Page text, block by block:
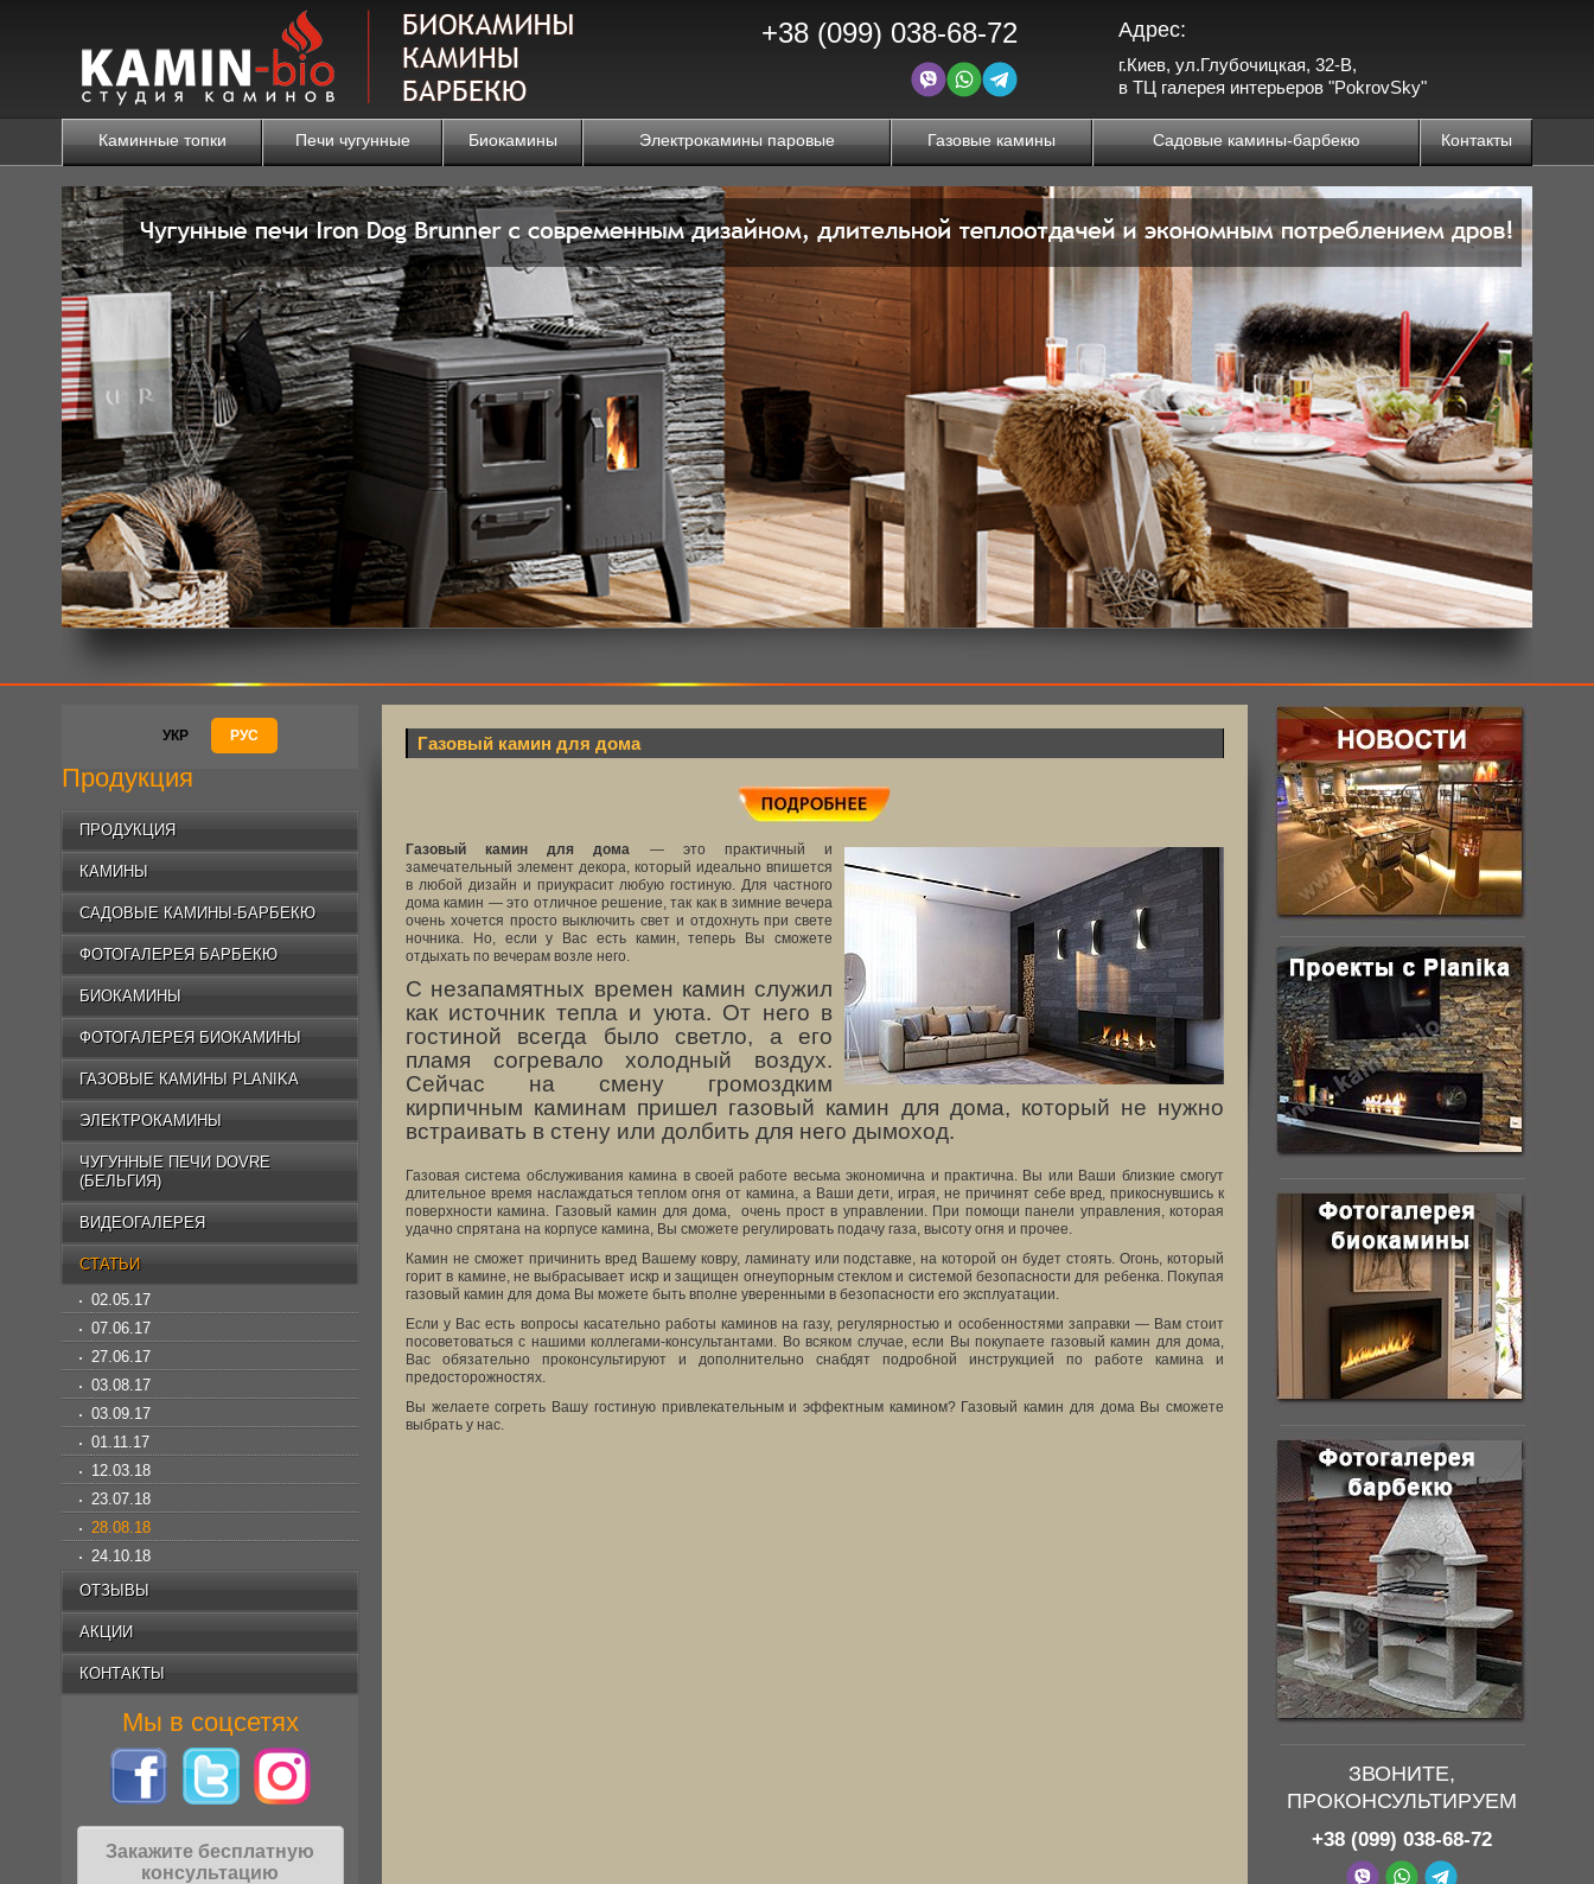
+38 (099) 038-68-72 Адрес:
г.Киев, ул.Глубочицкая, 32-В,
в ТЦ галерея интерьеров "PokrovSky"
Каминные топки Печи чугунные Биокамины Электрокамины паровые Газовые камины Садовые камины-барбекю Контакты
УКР РУС
Продукция
ПРОДУКЦИЯ
КАМИНЫ
САДОВЫЕ КАМИНЫ-БАРБЕКЮ
ФОТОГАЛЕРЕЯ БАРБЕКЮ
БИОКАМИНЫ
ФОТОГАЛЕРЕЯ БИОКАМИНЫ
ГАЗОВЫЕ КАМИНЫ PLANIKA
ЭЛЕКТРОКАМИНЫ
ЧУГУННЫЕ ПЕЧИ DOVRE
(БЕЛЬГИЯ)
ВИДЕОГАЛЕРЕЯ
СТАТЬИ
02.05.17
07.06.17
27.06.17
03.08.17
03.09.17
01.11.17
12.03.18
23.07.18
28.08.18
24.10.18
ОТЗЫВЫ
АКЦИИ
КОНТАКТЫ
Мы в соцсетях
Закажите бесплатную
консультацию
Газовый камин для дома
Газовый камин для дома — это практичный и
замечательный элемент декора, который идеально впишется
в любой дизайн и приукрасит любую гостиную. Для частного
дома камин — это отличное решение, так как в зимние вечера
очень хочется просто выключить свет и отдохнуть при свете
ночника. Но, если у Вас есть камин, теперь Вы сможете
отдыхать по вечерам возле него.
С незапамятных времен камин служил
как источник тепла и уюта. От него в
гостиной всегда было светло, а его
пламя согревало холодный воздух.
Сейчас на смену громоздким
кирпичным каминам пришел газовый камин для дома, который не нужно
встраивать в стену или долбить для него дымоход.
Газовая система обслуживания камина в своей работе весьма экономична и практична. Вы или Ваши близкие смогут
длительное время наслаждаться теплом огня от камина, а Ваши дети, играя, не причинят себе вред, прикоснувшись к
поверхности камина. Газовый камин для дома, очень прост в управлении. При помощи панели управления, которая
удачно спрятана на корпусе камина, Вы сможете регулировать подачу газа, высоту огня и прочее.
Камин не сможет причинить вред Вашему ковру, ламинату или подставке, на которой он будет стоять. Огонь, который
горит в камине, не выбрасывает искр и защищен огнеупорным стеклом и системой безопасности для ребенка. Покупая
газовый камин для дома Вы можете быть вполне уверенными в безопасности его эксплуатации.
Если у Вас есть вопросы касательно работы каминов на газу, регулярностью и особенностями заправки — Вам стоит
посоветоваться с нашими коллегами-консультантами. Во всяком случае, если Вы покупаете газовый камин для дома,
Вас обязательно проконсультируют и дополнительно снабдят подробной инструкцией по работе камина и
предосторожностях.
Вы желаете согреть Вашу гостиную привлекательным и эффектным камином? Газовый камин для дома Вы сможете
выбрать у нас.
ЗВОНИТЕ,
ПРОКОНСУЛЬТИРУЕМ
+38 (099) 038-68-72